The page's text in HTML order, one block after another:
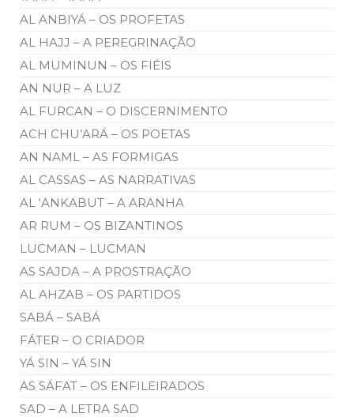
AL ANBIYÁ – OS PROFETAS
AL HAJJ – A PEREGRINAÇÃO
AL MUMINUN – OS FIÉIS
AN NUR – A LUZ
AL FURCAN – O DISCERNIMENTO
ACH CHU’ARÁ – OS POETAS
AN NAML – AS FORMIGAS
AL CASSAS – AS NARRATIVAS
AL ‘ANKABUT – A ARANHA
AR RUM – OS BIZANTINOS
LUCMAN – LUCMAN
AS SAJDA – A PROSTRAÇÃO
AL AHZAB – OS PARTIDOS
SABÁ – SABÁ
FÁTER – O CRIADOR
YÁ SIN – YÁ SIN
AS SÁFAT – OS ENFILEIRADOS
SAD – A LETRA SAD